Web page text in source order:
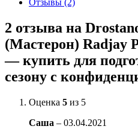
Отзывы (2)
2 отзыва на
(Мастерон) Radjay
— купить для
сезону с
Оценка 5 из 5
Саша – 03.04.2021